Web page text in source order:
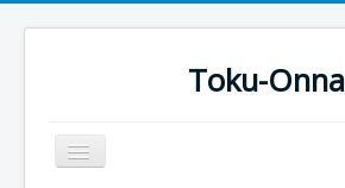
Toku-Onna
Basculer
la